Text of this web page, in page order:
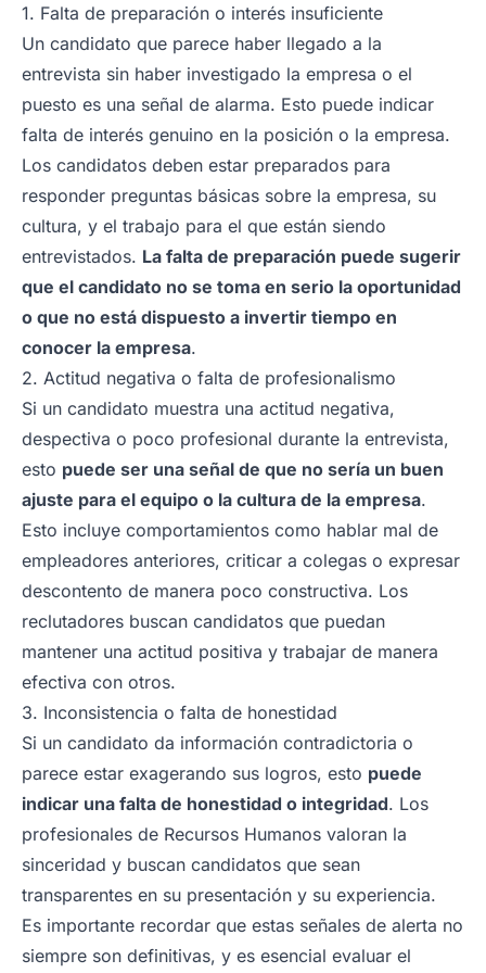
1. Falta de preparación o interés insuficiente
Un candidato que parece haber llegado a la
entrevista sin haber investigado la empresa o el
puesto es una señal de alarma. Esto puede indicar
falta de interés genuino en la posición o la empresa.
Los candidatos deben estar preparados para
responder preguntas básicas sobre la empresa, su
cultura, y el trabajo para el que están siendo
entrevistados. La falta de preparación puede sugerir
que el candidato no se toma en serio la oportunidad
o que no está dispuesto a invertir tiempo en
conocer la empresa.
2. Actitud negativa o falta de profesionalismo
Si un candidato muestra una actitud negativa,
despectiva o poco profesional durante la entrevista,
esto puede ser una señal de que no sería un buen
ajuste para el equipo o la cultura de la empresa.
Esto incluye comportamientos como hablar mal de
empleadores anteriores, criticar a colegas o expresar
descontento de manera poco constructiva. Los
reclutadores buscan candidatos que puedan
mantener una actitud positiva y trabajar de manera
efectiva con otros.
3. Inconsistencia o falta de honestidad
Si un candidato da información contradictoria o
parece estar exagerando sus logros, esto puede
indicar una falta de honestidad o integridad. Los
profesionales de Recursos Humanos valoran la
sinceridad y buscan candidatos que sean
transparentes en su presentación y su experiencia.
Es importante recordar que estas señales de alerta no
siempre son definitivas, y es esencial evaluar el